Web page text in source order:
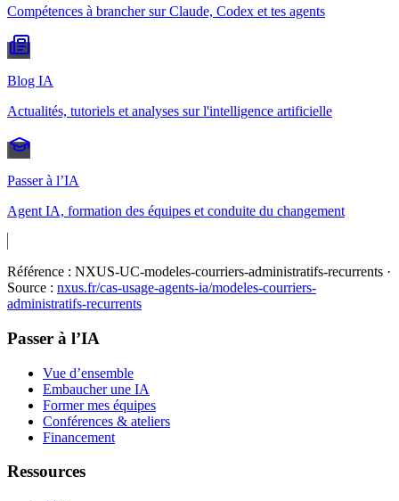
Compétences à brancher sur Claude, Codex et tes agents
Blog IA
Actualités, tutoriels et analyses sur l'intelligence artificielle
Passer à l’IA
Agent IA, formation des équipes et conduite du changement
Référence : NXUS-UC-modeles-courriers-administratifs-recurrents ·
Source : nxus.fr/cas-usage-agents-ia/modeles-courriers-
administratifs-recurrents
Passer à l’IA
Vue d’ensemble
Embaucher une IA
Former mes équipes
Conférences & ateliers
Financement
Ressources